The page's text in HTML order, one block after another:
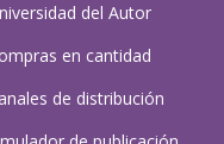
del Autor
en cantidad
de distribución